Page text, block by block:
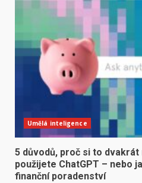
Umělá inteligence
5 důvodů, proč si to
použijete ChatGPT – nebo
finanční poradenství